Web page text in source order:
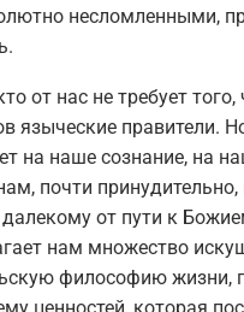
несломленными,
от нас не требует
языческие правители.
на наше сознание, на
почти
далекому от пути к
нам множество
философию жизни,